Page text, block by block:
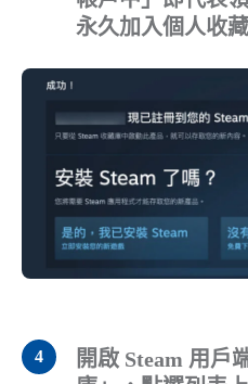
永久加入個人收
開啟 Steam 用戶